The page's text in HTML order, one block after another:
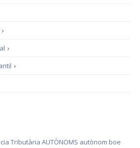
›
›
›
Tributària AUTÒNOMS autònom boe